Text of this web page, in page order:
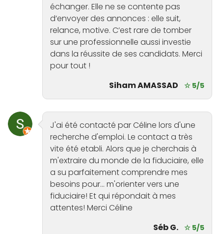
échanger. Elle ne se contente pas
d’envoyer des annonces : elle suit,
relance, motive. C’est rare de tomber
sur une professionnelle aussi investie
dans la réussite de ses candidats. Merci
pour tout !
Siham AMASSAD
☆ 5/5
J'ai été contacté par Céline lors d'une
recherche d'emploi. Le contact a très
vite été etabli. Alors que je cherchais à
m'extraire du monde de la fiduciaire, elle
a su parfaitement comprendre mes
besoins pour... m'orienter vers une
fiduciaire! Et qui répondait à mes
attentes! Merci Céline
Séb G. ☆ 5/5